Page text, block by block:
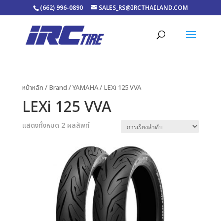
(662) 996-0890 SALES_RS@IRCTHAILAND.COM
หน้าหลัก / Brand /YAMAHA/ LEXi 125 VVA
LEXi 125 VVA
แสดงทั้งหมด 2 ผลลัพท์